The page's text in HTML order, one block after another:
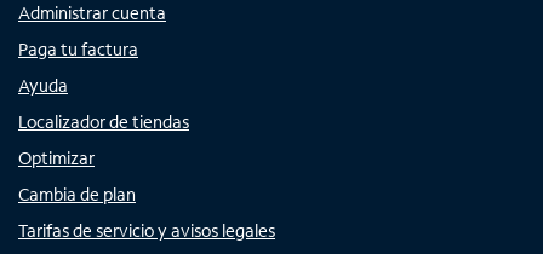
Administrar cuenta
Paga tu factura
Ayuda
Localizador de tiendas
Optimizar
Cambia de plan
Tarifas de servicio y avisos legales